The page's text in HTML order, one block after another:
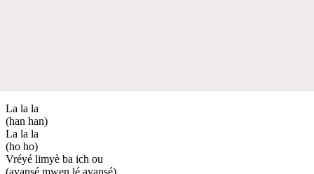
La la la
(han han)
La la la
(ho ho)
Vréyé limyè ba ich ou
(avansé mwen lé avansé)